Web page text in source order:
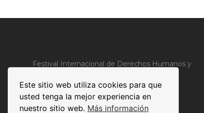
Este sitio web utiliza cookies para que
usted tenga la mejor experiencia en
nuestro sitio web. Más información
Festival Internacional de Derechos Humanos y